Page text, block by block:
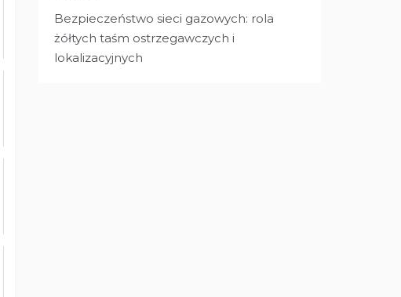
Bezpieczeństwo sieci gazowych: rola
żółtych taśm ostrzegawczych i
lokalizacyjnych